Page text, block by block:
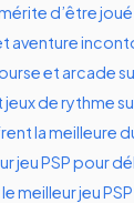
d’être
aventure
et arcade
de rythme
la meilleure
jeu PSP pour
meilleur jeu